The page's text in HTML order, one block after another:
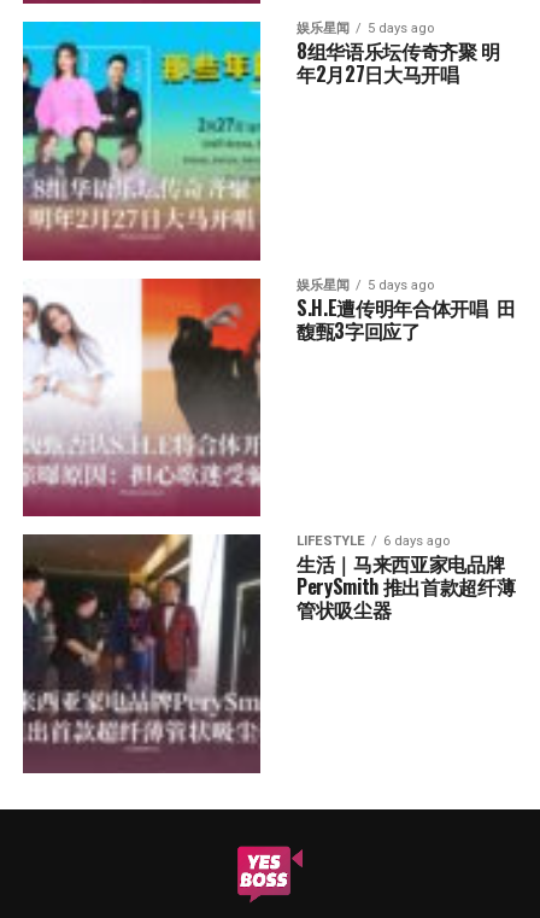
娱乐星闻 5 days ago
8组华语乐坛传奇⻬聚 明
年2月27日大马开唱
娱乐星闻 5 days ago
S.H.E遭传明年合体开唱  田
馥甄3字回应了
LIFESTYLE 6 days ago
生活｜马来西亚家电品牌
PerySmith 推出首款超纤薄
管状吸尘器